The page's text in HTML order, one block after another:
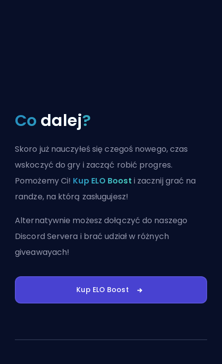
Co dalej?
Skoro już nauczyłeś się czegoś nowego, czas
wskoczyć do gry i zacząć robić progres.
Pomożemy Ci! Kup ELO Boost i zacznij grać na
randze, na którą zasługujesz!
Alternatywnie możeszdołączyć do naszego
Discord Servera i brać udział w różnych
giveawayach!
Kup ELO Boost